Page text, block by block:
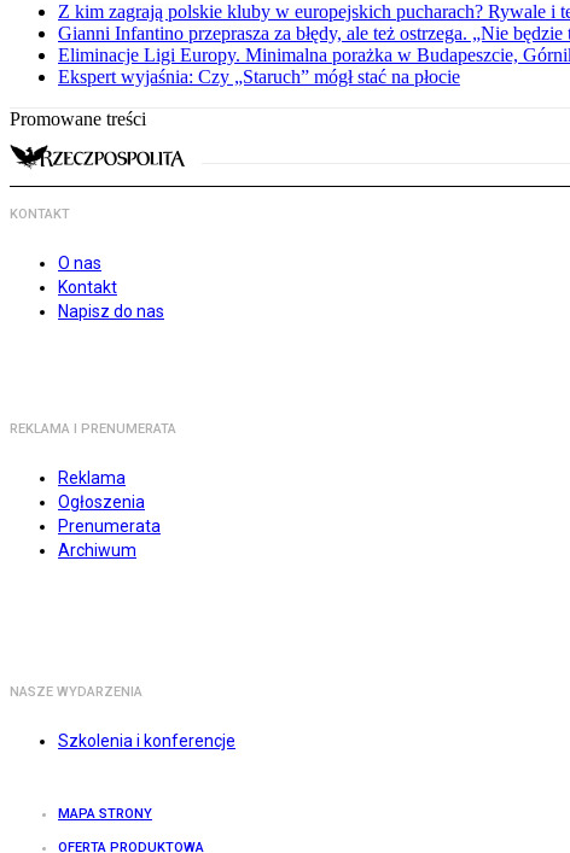
Z kim zagrają polskie kluby w europejskich pucharach? Rywale i
Gianni Infantino przeprasza za błędy, ale też ostrzega. „Nie
Eliminacje Ligi Europy. Minimalna porażka w Budapeszcie,
Ekspert wyjaśnia: Czy „Staruch” mógł stać na płocie
Promowane treści
KONTAKT
O nas
Kontakt
Napisz do nas
REKLAMA I PRENUMERATA
Reklama
Ogłoszenia
Prenumerata
Archiwum
NASZE WYDARZENIA
Szkolenia i konferencje
MAPA STRONY
OFERTA PRODUKTOWA